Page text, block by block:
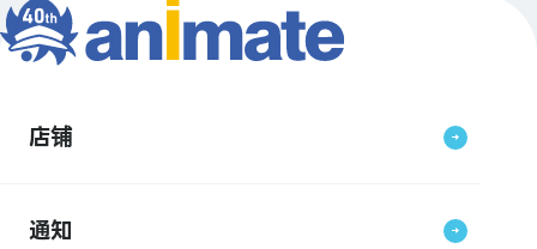
店铺
通知